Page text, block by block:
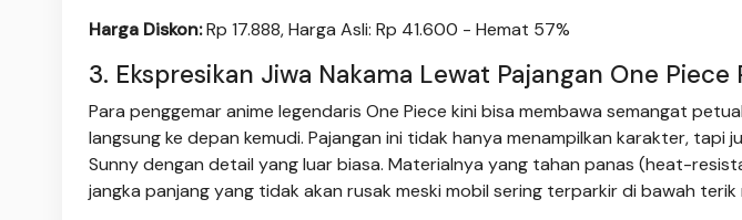
Harga Diskon:Rp 17.888, Harga Asli: Rp 41.600 - Hemat 57%
3. Ekspresikan Jiwa Nakama Lewat Pajangan One Piece
Para penggemar anime legendaris One Piece kini bisa membawa semangat
langsung ke depan kemudi. Pajangan ini tidak hanya menampilkan karakter, tapi
Sunny dengan detail yang luar biasa. Materialnya yang tahan panas (heat-
jangka panjang yang tidak akan rusak meski mobil sering terparkir di bawah terik